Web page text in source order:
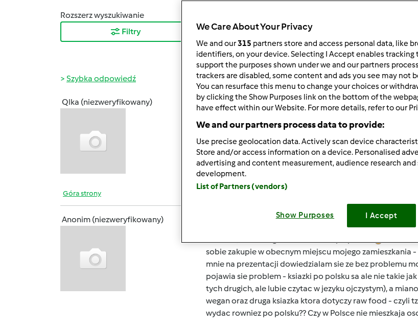
Rozszerz wyszukiwanie
Filtry
Najnowsze wyniki
Szybka odpowiedź
Qlka (niezweryfikowany)
pon., 08/28/2017 - 04:19
Ostatni wpis z 2013 roku... czy w końcu wydano tę książkę
Góra strony
Anonim (niezweryfikowany)
) bede
sobie zakupie w obecnym miejscu mojego zamieszkania
mnie na prezentacji dowiedzialam sie ze bez problemu
pojawia sie problem - ksiazki po polsku sa ale nie takie
tych drugich, ale lubie czytac w jezyku ojczystym), a
wegan oraz druga ksiazka ktora dotyczy raw food - czyli
wydac rowniez po polsku?? Czy w Polsce nie mieszkaja
We Care About Your Privacy
We and our315 partners store and access personal data, like
identifiers, on your device. Selecting I Accept enables
support the purposes shown under we and our partners
trackers are disabled, some content and ads you see may not
You can resurface this menu to change your choices or
by clicking the Show Purposes link on the bottom of the
have effect within our Website. For more details, refer to our
We and our partners process data to provide:
Use precise geolocation data. Actively scan device
Store and/or access information on a device. Personalised
advertising and content measurement, audience research and
development.
List of Partners (vendors)
Show Purposes I Accept